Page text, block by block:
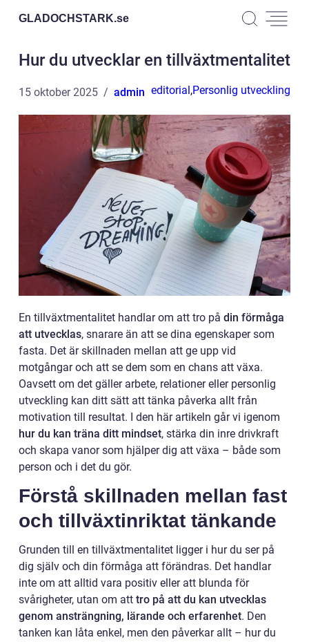
GLADOCHSTARK.se
Hur du utvecklar en tillväxtmentalitet
15 oktober 2025 admin editorial,Personlig utveckling
En tillväxtmentalitet handlar om att tro på din förmåga
att utvecklas, snarare än att se dina egenskaper som
fasta. Det är skillnaden mellan att ge upp vid
motgångar och att se dem som en chans att växa.
Oavsett om det gäller arbete, relationer eller personlig
utveckling kan ditt sätt att tänka påverka allt från
motivation till resultat. I den här artikeln går vi igenom
hur du kan träna ditt mindset, stärka din inre drivkraft
och skapa vanor som hjälper dig att växa – både som
person och i det du gör.
Förstå skillnaden mellan fast
och tillväxtinriktat tänkande
Grunden till en tillväxtmentalitet ligger i hur du ser på
dig själv och din förmåga att förändras. Det handlar
inte om att alltid vara positiv eller att blunda för
svårigheter, utan om att tro på att du kan utvecklas
genom ansträngning, lärande och erfarenhet. Den
tanken kan låta enkel, men den påverkar allt – hur du